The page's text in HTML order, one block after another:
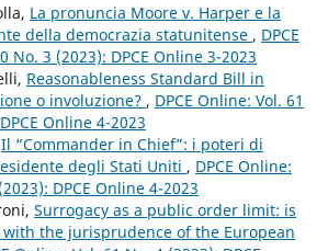
La pronuncia Moore v. Harper e la
della democrazia statunitense , DPCE
No. 3 (2023): DPCE Online 3-2023
Reasonableness Standard Bill in
o involuzione? , DPCE Online: Vol. 61
Online 4-2023
Il “Commander in Chief”: i poteri di
degli Stati Uniti , DPCE Online:
DPCE Online 4-2023
Surrogacy as a public order limit: is
the jurisprudence of the European